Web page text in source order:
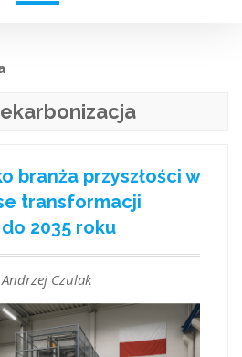
branża przyszłości w
transformacji
2035 roku
Andrzej Czulak